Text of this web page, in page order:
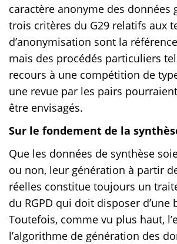
caractère anonyme des données
trois critères du G29 relatifs aux
d’anonymisation sont la
mais des procédés particuliers
recours à une compétition de
une revue par les pairs
être envisagés.
Sur le fondement de la
Que les données de synthèse
ou non, leur génération à partir
réelles constitue toujours un
du RGPD qui doit disposer d’une
Toutefois, comme vu plus haut,
l’algorithme de génération des